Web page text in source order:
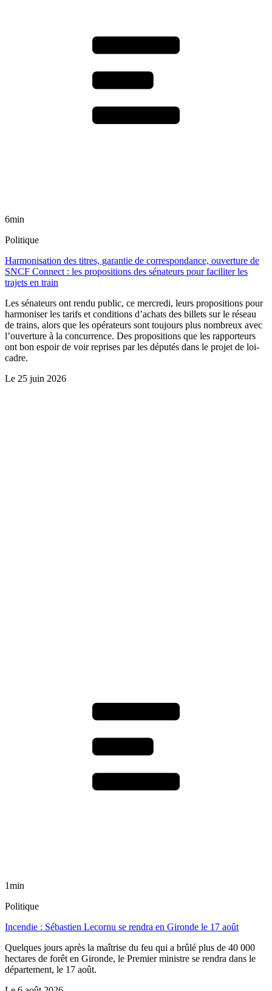
6min
Politique
Harmonisation des titres, garantie de correspondance, ouverture de
SNCF Connect : les propositions des sénateurs pour faciliter les
trajets en train
Les sénateurs ont rendu public, ce mercredi, leurs propositions pour
harmoniser les tarifs et conditions d’achats des billets sur le réseau
de trains, alors que les opérateurs sont toujours plus nombreux avec
l’ouverture à la concurrence. Des propositions que les rapporteurs
ont bon espoir de voir reprises par les députés dans le projet de loi-
cadre.
Le 25 juin 2026
1min
Politique
Incendie : Sébastien Lecornu se rendra en Gironde le 17 août
Quelques jours après la maîtrise du feu qui a brûlé plus de 40 000
hectares de forêt en Gironde, le Premier ministre se rendra dans le
département, le 17 août.